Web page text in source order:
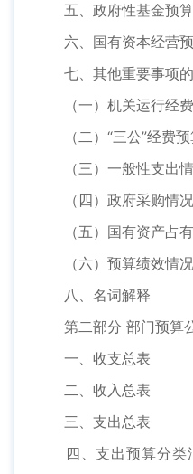
五、政府性基金预算
六、国有资本经营预
七、其他重要事项的
（一）机关运行经费
（二）“三公”经费预
（三）一般性支出
（四）政府采购情况
（五）国有资产占有
（六）预算绩效情
八、名词解释
第二部分 部门预算
一、收支总表
二、收入总表
三、支出总表
四、支出预算分类